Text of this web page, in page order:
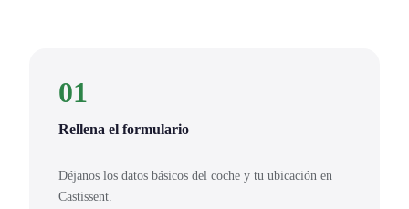
01
Rellena el formulario
Déjanos los datos básicos del coche y tu ubicación en
Castissent.